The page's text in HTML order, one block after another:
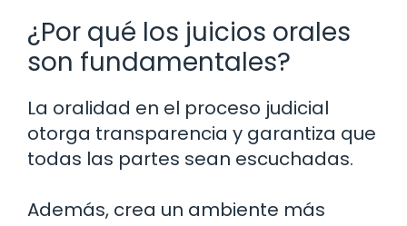
¿Por qué los juicios orales
son fundamentales?
La oralidad en el proceso judicial
otorga transparencia y garantiza que
todas las partes sean escuchadas.
Además, crea un ambiente más